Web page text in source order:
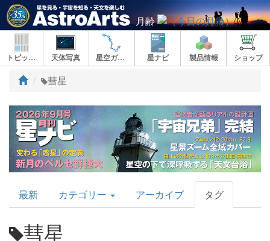
月齢
トピックス 天体写真 星空ガイド 星ナビ 製品情報 ショップ
ト
プ
彗星
AstroArts
Topics
最新 カテゴリー アーカイブ タグ
彗星